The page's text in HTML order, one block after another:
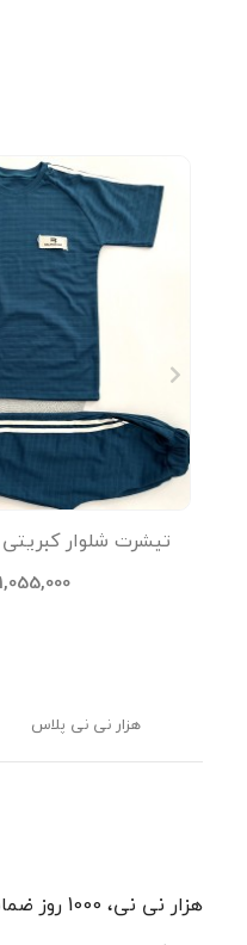
تیشرت شلوار
kids
1,055,000
هزار نی نی پلاس
هزار نی نی، 1000 روز ضمانت بازگشت کالا